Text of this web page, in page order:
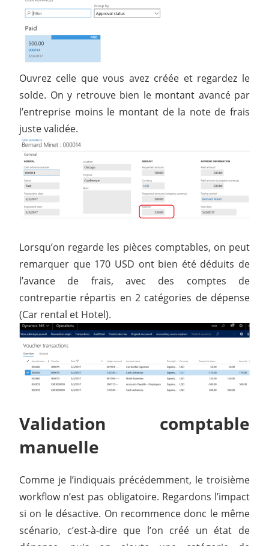
Ouvrez celle que vous avez créée et regardez le
solde. On y retrouve bien le montant avancé par
l’entreprise moins le montant de la note de frais
juste validée.
Lorsqu’on regarde les pièces comptables, on peut
remarquer que 170 USD ont bien été déduits de
l’avance de frais, avec des comptes de
contrepartie répartis en 2 catégories de dépense
(Car rental et Hotel).
Validation comptable
manuelle
Comme je l’indiquais précédemment, le troisième
workflow n’est pas obligatoire. Regardons l’impact
si on le désactive. On recommence donc le même
scénario, c’est-à-dire que l’on créé un état de